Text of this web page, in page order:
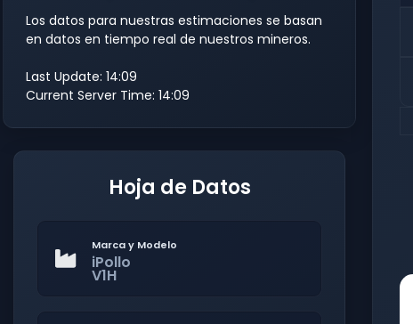
Los datos para nuestras estimaciones se basan
en datos en tiempo real de nuestros mineros.
Last Update: 14:09
Current Server Time: 14:09
Hoja de Datos
Marca y Modelo
iPollo
V1H